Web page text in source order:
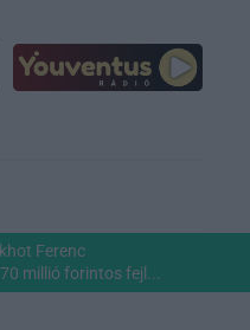
Ferenc
millió forintos fejl...